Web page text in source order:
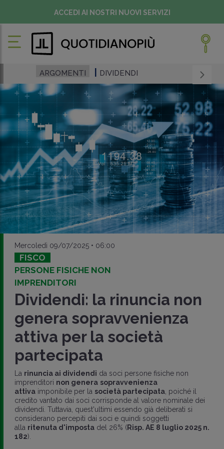
ACCEDI AI NOSTRI NUOVI SERVIZI
ARGOMENTI DIVIDENDI
Mercoledì 09/07/2025 • 06:00
FISCO
PERSONE FISICHE NON
IMPRENDITORI
Dividendi: la rinuncia non
genera sopravvenienza
attiva per la società
partecipata
La rinuncia ai dividendi da soci persone fisiche non
imprenditori non genera sopravvenienza
attivaimponibile per la società partecipata, poiché il
credito vantato dai soci corrisponde al valore nominale dei
dividendi. Tuttavia, quest'ultimi essendo già deliberati si
considerano percepiti dai soci e quindi soggetti
alla ritenuta d'impostadel 26% (Risp. AE 8 luglio 2025 n.
182).